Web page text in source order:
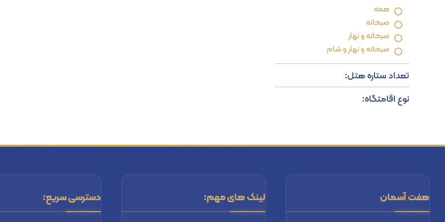
همه
صبحانه
صبحانه و نهار
صبحانه و نهار و شام
تعداد ستاره هتل:
نوع اقامتگاه:
هفت آسمان لینک های مهم: دسترسی سریع: